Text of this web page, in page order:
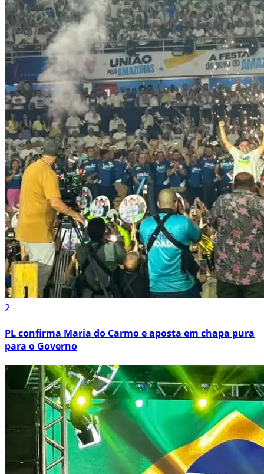
2
PL confirma Maria do Carmo e aposta em chapa pura
para o Governo